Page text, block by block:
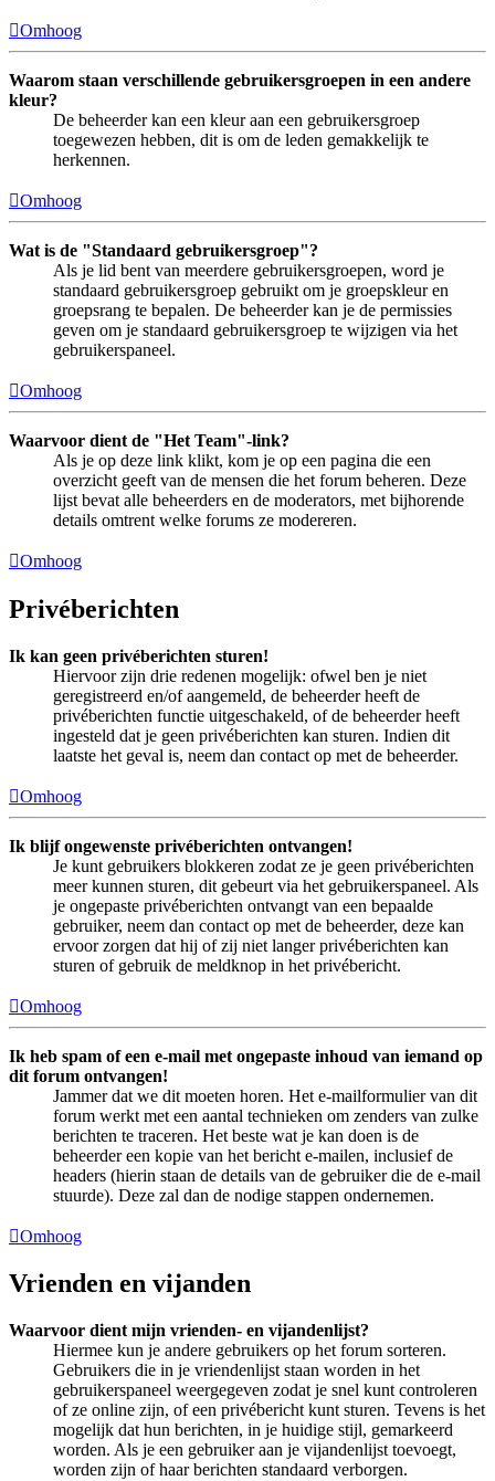
Omhoog
Waarom staan verschillende gebruikersgroepen in een andere
kleur?
De beheerder kan een kleur aan een gebruikersgroep
toegewezen hebben, dit is om de leden gemakkelijk te
herkennen.
Omhoog
Wat is de "Standaard gebruikersgroep"?
Als je lid bent van meerdere gebruikersgroepen, word je
standaard gebruikersgroep gebruikt om je groepskleur en
groepsrang te bepalen. De beheerder kan je de permissies
geven om je standaard gebruikersgroep te wijzigen via het
gebruikerspaneel.
Omhoog
Waarvoor dient de "Het Team"-link?
Als je op deze link klikt, kom je op een pagina die een
overzicht geeft van de mensen die het forum beheren. Deze
lijst bevat alle beheerders en de moderators, met bijhorende
details omtrent welke forums ze modereren.
Omhoog
Privéberichten
Ik kan geen privéberichten sturen!
Hiervoor zijn drie redenen mogelijk: ofwel ben je niet
geregistreerd en/of aangemeld, de beheerder heeft de
privéberichten functie uitgeschakeld, of de beheerder heeft
ingesteld dat je geen privéberichten kan sturen. Indien dit
laatste het geval is, neem dan contact op met de beheerder.
Omhoog
Ik blijf ongewenste privéberichten ontvangen!
Je kunt gebruikers blokkeren zodat ze je geen privéberichten
meer kunnen sturen, dit gebeurt via het gebruikerspaneel. Als
je ongepaste privéberichten ontvangt van een bepaalde
gebruiker, neem dan contact op met de beheerder, deze kan
ervoor zorgen dat hij of zij niet langer privéberichten kan
sturen of gebruik de meldknop in het privébericht.
Omhoog
Ik heb spam of een e-mail met ongepaste inhoud van iemand op
dit forum ontvangen!
Jammer dat we dit moeten horen. Het e-mailformulier van dit
forum werkt met een aantal technieken om zenders van zulke
berichten te traceren. Het beste wat je kan doen is de
beheerder een kopie van het bericht e-mailen, inclusief de
headers (hierin staan de details van de gebruiker die de e-mail
stuurde). Deze zal dan de nodige stappen ondernemen.
Omhoog
Vrienden en vijanden
Waarvoor dient mijn vrienden- en vijandenlijst?
Hiermee kun je andere gebruikers op het forum sorteren.
Gebruikers die in je vriendenlijst staan worden in het
gebruikerspaneel weergegeven zodat je snel kunt controleren
of ze online zijn, of een privébericht kunt sturen. Tevens is het
mogelijk dat hun berichten, in je huidige stijl, gemarkeerd
worden. Als je een gebruiker aan je vijandenlijst toevoegt,
worden zijn of haar berichten standaard verborgen.